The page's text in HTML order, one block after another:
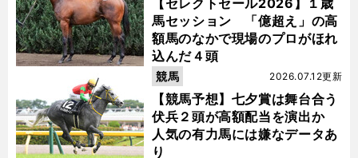
【セレクトセール2026】１歳
馬セッション 「億超え」の高
額馬のなかで現場のプロがほれ
込んだ４頭
【競馬予想】七夕賞は舞台合う
伏兵２頭が高額配当を演出か
人気の有力馬には嫌なデータあ
り
2026.07.12更新
競馬